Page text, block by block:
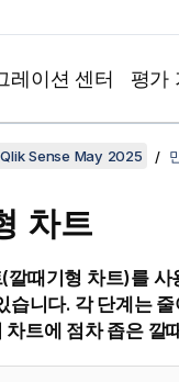
레이션 센터 평가
Sense May 2025
차트
깔때기형 차트)를 사
습니다. 각 단계는
차트에 점차 좁은 깔